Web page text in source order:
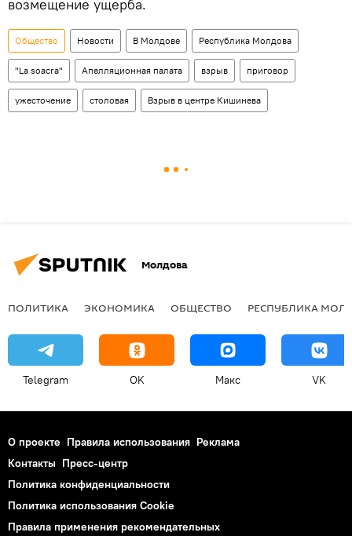
возмещение ущерба.
Общество Новости В Молдове Республика Молдова
"La soacra" Апелляционная палата взрыв приговор
ужесточение столовая Взрыв в центре Кишинева
Молдова
ПОЛИТИКА ЭКОНОМИКА ОБЩЕСТВО РЕСПУБЛИКА
Telegram OK Макс VK
О проекте Правила использования Реклама
Контакты Пресс-центр
Политика конфиденциальности
Политика использования Cookie
Правила применения рекомендательных